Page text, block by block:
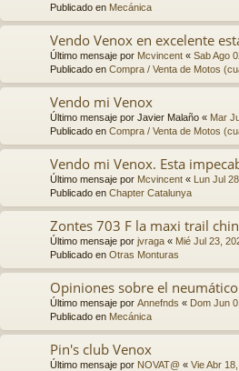
Publicado en Mecánica
Vendo Venox en excelente
Último mensaje por Mcvincent « Sab Ago
Publicado en Compra / Venta de Motos
Vendo mi Venox
Último mensaje por Javier Malaño « Mar
Publicado en Compra / Venta de Motos
Vendo mi Venox. Esta
Último mensaje por Mcvincent « Lun Jul
Publicado en Chapter Catalunya
Zontes 703 F la maxi trail
Último mensaje por jvraga « Mié Jul 23,
Publicado en Otras Monturas
Opiniones sobre el
Último mensaje por Annefnds « Dom Jun
Publicado en Mecánica
Pin's club Venox
Último mensaje por NOVAT@ « Vie Abr